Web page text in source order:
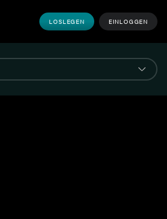
LOSLEGEN EINLOGGEN